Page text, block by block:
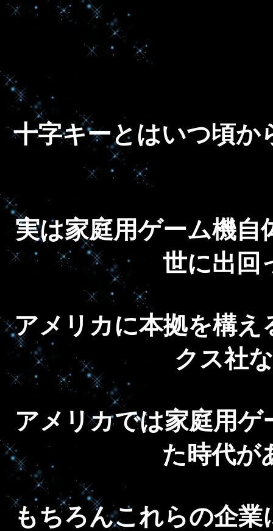
十字キーとはいつ頃か
実は家庭用ゲーム機
世に出回
アメリカに本拠を構え
クス社
アメリカでは家庭用
た時代が
もちろんこれらの企